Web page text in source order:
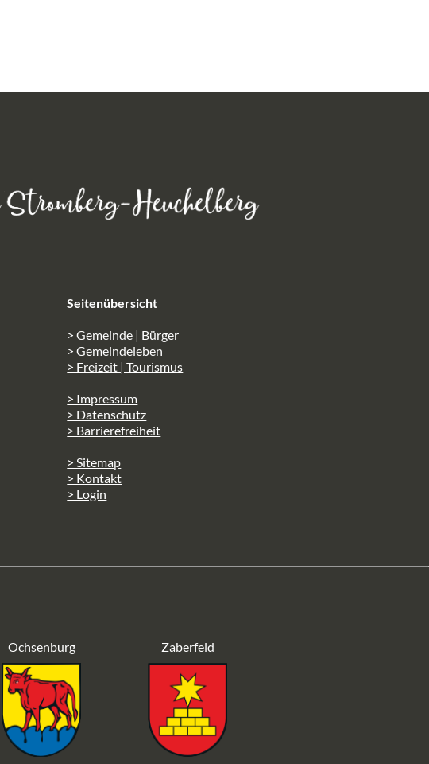
Seitenübersicht
> Gemeinde | Bürger
> Gemeindeleben
> Freizeit | Tourismus
> Impressum
> Datenschutz
> Barrierefreiheit
> Sitemap
> Kontakt
> Login
Ochsenburg Zaberfeld